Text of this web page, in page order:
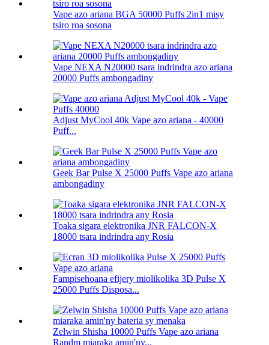
Vape azo ariana BGA 50000 Puffs 2in1 misy
tsiro roa sosona
Vape NEXA N20000 tsara indrindra azo ariana
20000 Puffs ambongadiny
Adjust MyCool 40k Vape azo ariana - 40000
Puff...
Geek Bar Pulse X 25000 Puffs Vape azo ariana
ambongadiny
Toaka sigara elektronika JNR FALCON-X
18000 tsara indrindra any Rosia
Fampisehoana efijery miolikolika 3D Pulse X
25000 Puffs Disposa...
Zelwin Shisha 10000 Puffs Vape azo ariana
Randm miaraka amin'ny...